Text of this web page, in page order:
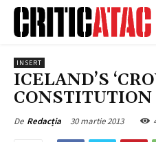
INSERT
ICELAND’S
CONSTITUTION
De Redacția 30 martie 2013